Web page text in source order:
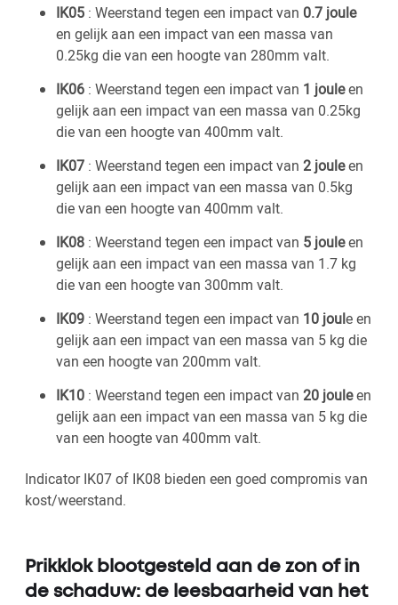
IK05 : Weerstand tegen een impact van 0.7 joule
en gelijk aan een impact van een massa van
0.25kg die van een hoogte van 280mm valt.
IK06 : Weerstand tegen een impact van 1 jouleen
gelijk aan een impact van een massa van 0.25kg
die van een hoogte van 400mm valt.
IK07 : Weerstand tegen een impact van 2 jouleen
gelijk aan een impact van een massa van 0.5kg
die van een hoogte van 400mm valt.
IK08 : Weerstand tegen een impact van 5 jouleen
gelijk aan een impact van een massa van 1.7 kg
die van een hoogte van 300mm valt.
IK09 : Weerstand tegen een impact van 10 joule en
gelijk aan een impact van een massa van 5 kg die
van een hoogte van 200mm valt.
IK10 : Weerstand tegen een impact van 20 jouleen
gelijk aan een impact van een massa van 5 kg die
van een hoogte van 400mm valt.
Indicator IK07 of IK08 bieden een goed compromis van
kost/weerstand.
Prikklok blootgesteld aan de zon of in
de schaduw: de leesbaarheid van het